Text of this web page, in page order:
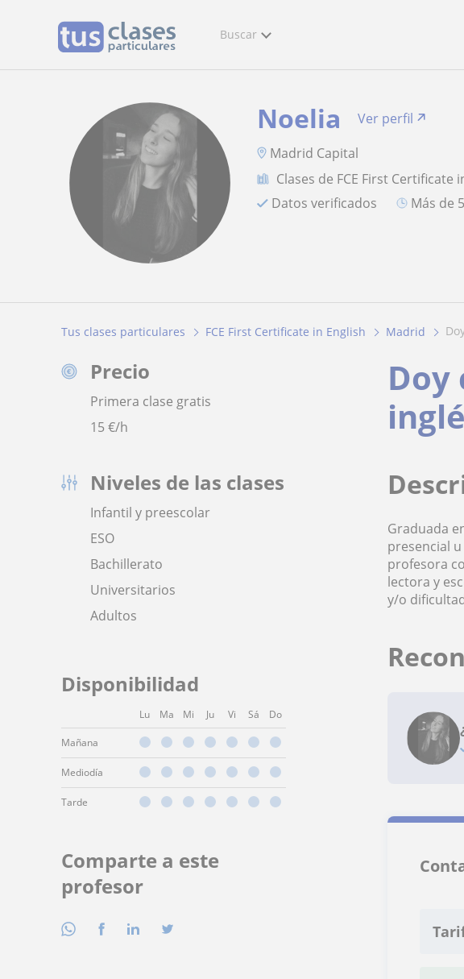
Buscar
Noelia
Ver perfil
Madrid Capital
Clases de FCE First Certificate
Datos verificados
más
Tus clases particulares FCE First Certificate in English Madrid
Precio
Primera clase gratis
15€/h
Niveles de las clases
Infantil y preescolar
ESO
Bachillerato
Universitarios
Adultos
Disponibilidad
Lu Ma Mi Ju Vi Sá Do
Mañana
Mediodía
Tarde
Comparte a este
profesor
Doy
Graduada
presencial
profesora
lectora y
y/o